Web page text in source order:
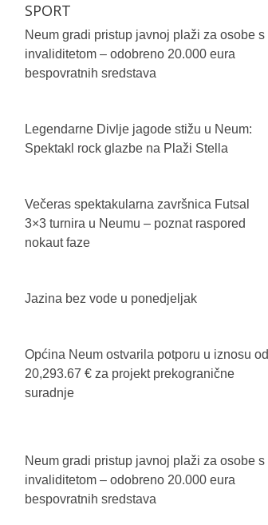
SPORT
Neum gradi pristup javnoj plaži za osobe s
invaliditetom – odobreno 20.000 eura
bespovratnih sredstava
Legendarne Divlje jagode stižu u Neum:
Spektakl rock glazbe na Plaži Stella
Večeras spektakularna završnica Futsal
3×3 turnira u Neumu – poznat raspored
nokaut faze
Jazina bez vode u ponedjeljak
Općina Neum ostvarila potporu u iznosu od
20,293.67 € za projekt prekogranične
suradnje
Neum gradi pristup javnoj plaži za osobe s
invaliditetom – odobreno 20.000 eura
bespovratnih sredstava